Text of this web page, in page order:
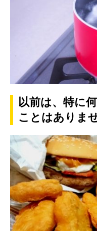
以前は、特に
ことはありま